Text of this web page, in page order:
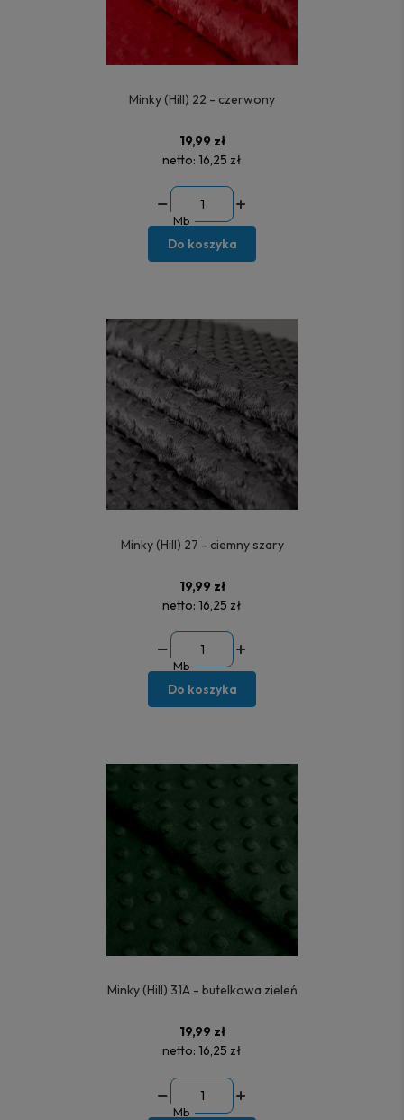
Minky (Hill) 22 - czerwony
19,99 zł
netto: 16,25 zł
Mb
Do koszyka
Minky (Hill) 27 - ciemny szary
19,99 zł
netto: 16,25 zł
Mb
Do koszyka
Minky (Hill) 31A - butelkowa zieleń
19,99 zł
netto: 16,25 zł
Mb